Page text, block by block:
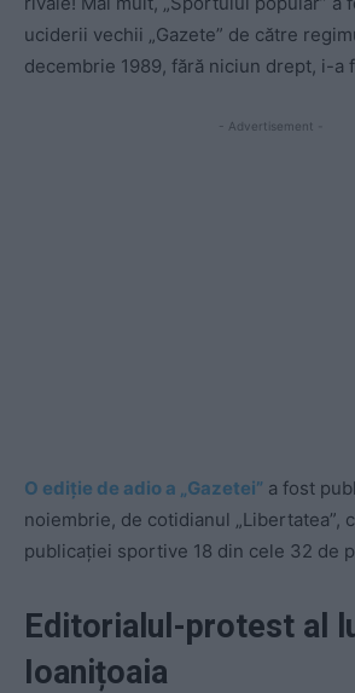
uciderii vechii „Gazete” de către
decembrie 1989, fără niciun drept, i-a
- Advertisement -
O ediție de adio a „Gazetei” a fost
noiembrie, de cotidianul „Libertatea”,
publicației sportive 18 din cele 32 de
Editorialul-protest al
Ioanițoaia